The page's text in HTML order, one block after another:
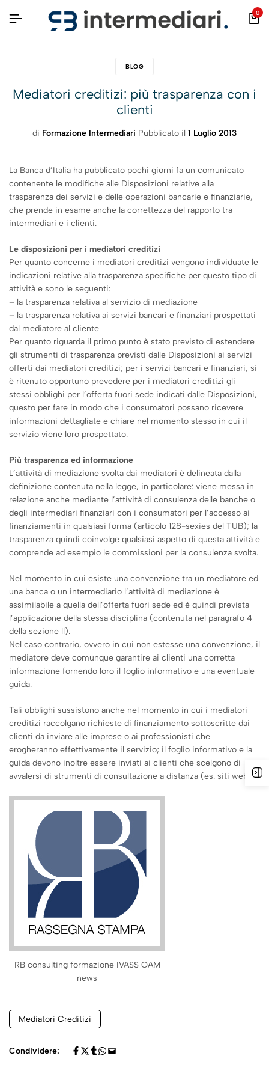
0
BLOG
Mediatori creditizi: più trasparenza con i
clienti
di Formazione Intermediari Pubblicato il 1 Luglio 2013
La Banca d’Italia ha pubblicato pochi giorni fa un comunicato
contenente le modifiche alle Disposizioni relative alla
trasparenza dei servizi e delle operazioni bancarie e finanziarie,
che prende in esame anche la correttezza del rapporto tra
intermediari e i clienti.
Le disposizioni per i mediatori creditizi
Per quanto concerne i mediatori creditizi vengono individuate le
indicazioni relative alla trasparenza specifiche per questo tipo di
attività e sono le seguenti:
– la trasparenza relativa al servizio di mediazione
– la trasparenza relativa ai servizi bancari e finanziari prospettati
dal mediatore al cliente
Per quanto riguarda il primo punto è stato previsto di estendere
gli strumenti di trasparenza previsti dalle Disposizioni ai servizi
offerti dai mediatori creditizi; per i servizi bancari e finanziari, si
è ritenuto opportuno prevedere per i mediatori creditizi gli
stessi obblighi per l’offerta fuori sede indicati dalle Disposizioni,
questo per fare in modo che i consumatori possano ricevere
informazioni dettagliate e chiare nel momento stesso in cui il
servizio viene loro prospettato.
Più trasparenza ed informazione
L’attività di mediazione svolta dai mediatori è delineata dalla
definizione contenuta nella legge, in particolare: viene messa in
relazione anche mediante l’attività di consulenza delle banche o
degli intermediari finanziari con i consumatori per l’accesso ai
finanziamenti in qualsiasi forma (articolo 128-sexies del TUB); la
trasparenza quindi coinvolge qualsiasi aspetto di questa attività e
comprende ad esempio le commissioni per la consulenza svolta.
Nel momento in cui esiste una convenzione tra un mediatore ed
una banca o un intermediario l’attività di mediazione è
assimilabile a quella dell’offerta fuori sede ed è quindi prevista
l’applicazione della stessa disciplina (contenuta nel paragrafo 4
della sezione ll).
Nel caso contrario, ovvero in cui non estesse una convenzione, il
mediatore deve comunque garantire ai clienti una corretta
informazione fornendo loro il foglio informativo e una eventuale
guida.
Tali obblighi sussistono anche nel momento in cui i mediatori
creditizi raccolgano richieste di finanziamento sottoscritte dai
clienti da inviare alle imprese o ai professionisti che
erogheranno effettivamente il servizio; il foglio informativo e la
guida devono inoltre essere inviati ai clienti che scelgono di
avvalersi di strumenti di consultazione a distanza (es. siti web).
RB consulting formazione IVASS OAM
news
Mediatori Creditizi
Condividere: